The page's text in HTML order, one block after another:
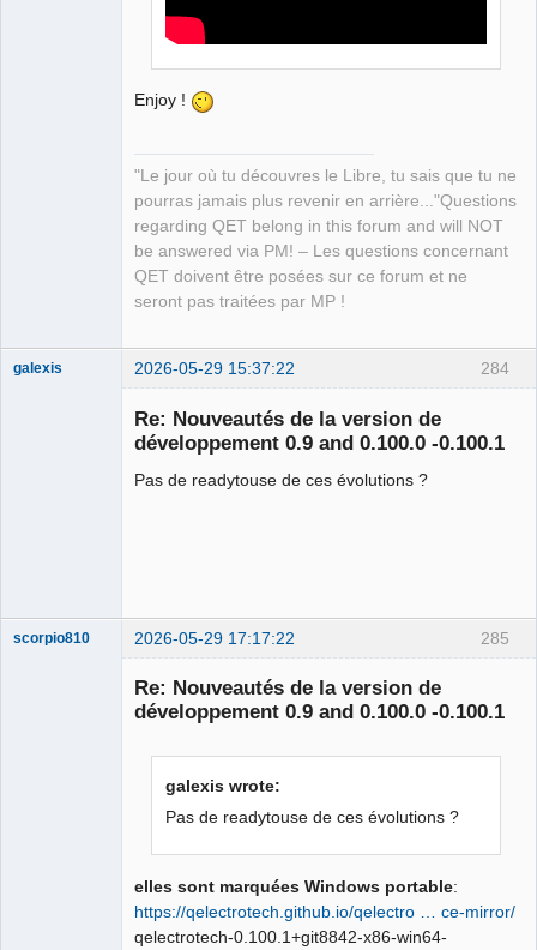
Enjoy !
"Le jour où tu découvres le Libre, tu sais que tu ne
pourras jamais plus revenir en arrière..."Questions
regarding QET belong in this forum and will NOT
be answered via PM! – Les questions concernant
QET doivent être posées sur ce forum et ne
seront pas traitées par MP !
284
galexis 2026-05-29 15:37:22
Re: Nouveautés de la version de
développement 0.9 and 0.100.0 -0.100.1
Pas de readytouse de ces évolutions ?
285
scorpio810 2026-05-29 17:17:22
Re: Nouveautés de la version de
développement 0.9 and 0.100.0 -0.100.1
galexis wrote:
Pas de readytouse de ces évolutions ?
elles sont marquées Windows portable:
https://qelectrotech.github.io/qelectro … ce-mirror/
qelectrotech-0.100.1+git8842-x86-win64-